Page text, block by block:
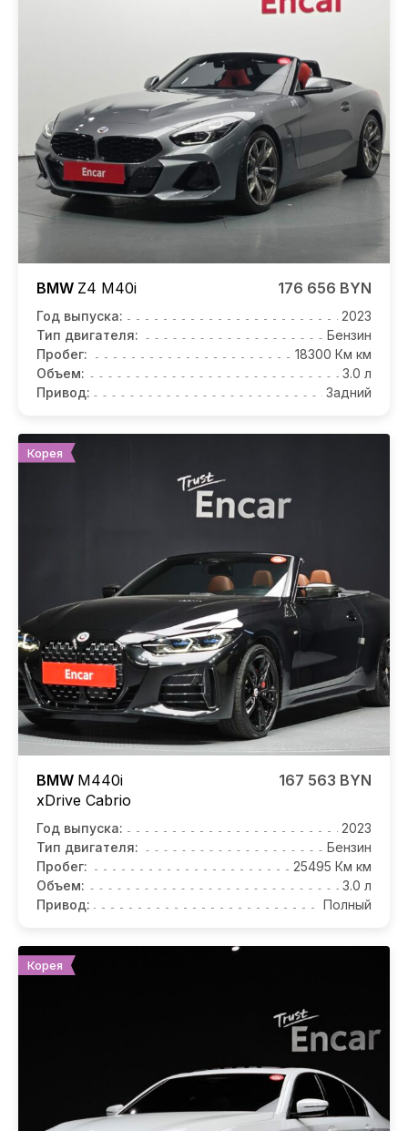
BMW Z4 M40i 176 656 BYN
Год выпуска:
2023
Тип двигателя:
Бензин
Пробег:
18300 Км км
Объем:
3.0 л
Привод:
Задний
Корея
BMW M440i
xDrive Cabrio
167 563 BYN
Год выпуска:
2023
Тип двигателя:
Бензин
Пробег:
25495 Км км
Объем:
3.0 л
Привод:
Полный
Корея